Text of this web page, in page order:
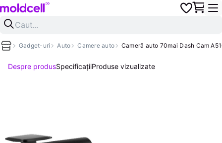
Gadget-uri Auto Camere auto Cameră auto 70mai Dash Cam
Despre produsSpecificațiiProduse vizualizate